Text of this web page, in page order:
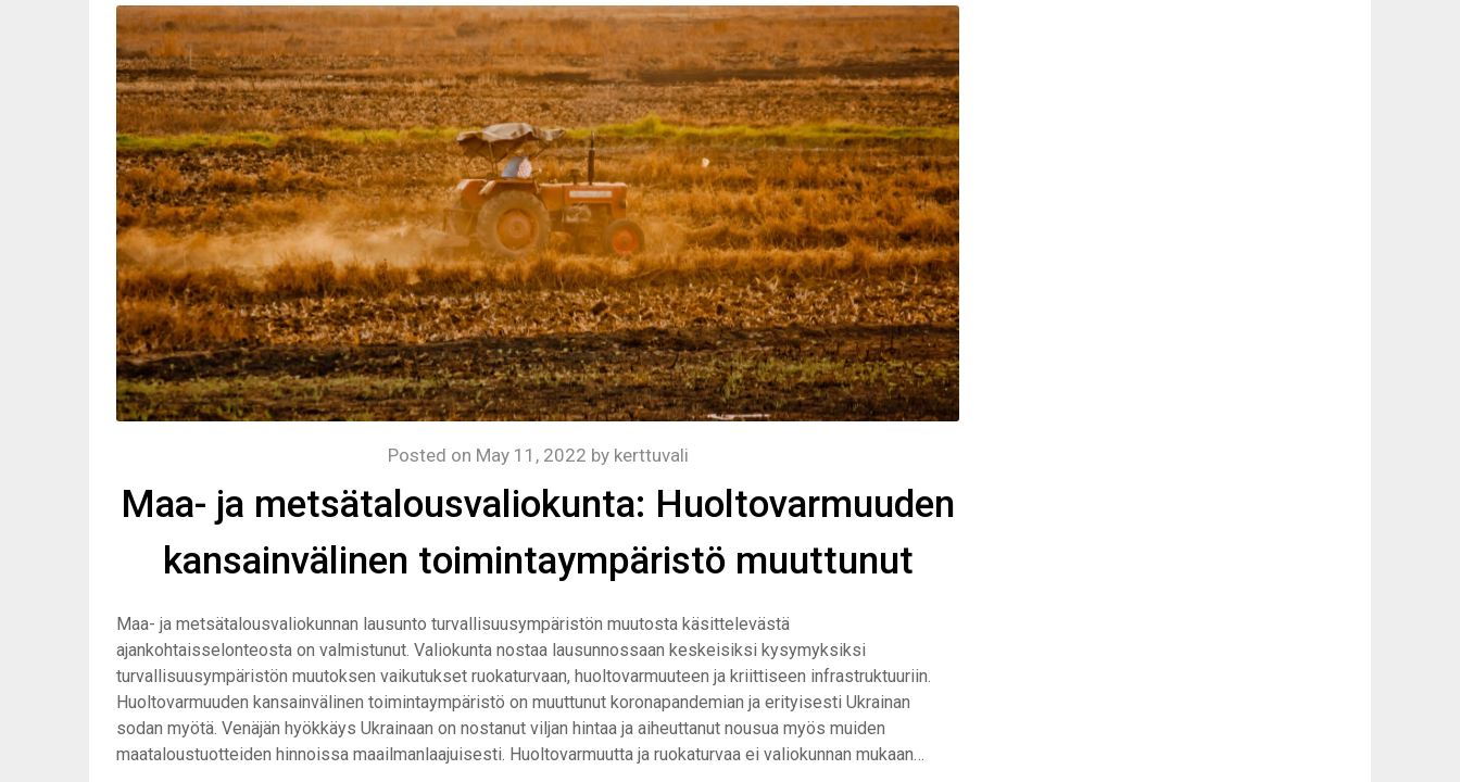
Maa- ja metsätalousvaliokunta: Huoltovarmuuden
kansainvälinen toimintaympäristö muuttunut
Posted on May 11, 2022 by kerttuvali
Maa- ja metsätalousvaliokunnan lausunto turvallisuusympäristön muutosta käsittelevästä
ajankohtaisselonteosta on valmistunut. Valiokunta nostaa lausunnossaan keskeisiksi kysymyksiksi
turvallisuusympäristön muutoksen vaikutukset ruokaturvaan, huoltovarmuuteen ja kriittiseen infrastruktuuriin.
Huoltovarmuuden kansainvälinen toimintaympäristö on muuttunut koronapandemian ja erityisesti Ukrainan
sodan myötä. Venäjän hyökkäys Ukrainaan on nostanut viljan hintaa ja aiheuttanut nousua myös muiden
maataloustuotteiden hinnoissa maailmanlaajuisesti. Huoltovarmuutta ja ruokaturvaa ei valiokunnan mukaan…